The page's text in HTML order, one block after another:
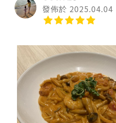
發佈於 2025.04.04